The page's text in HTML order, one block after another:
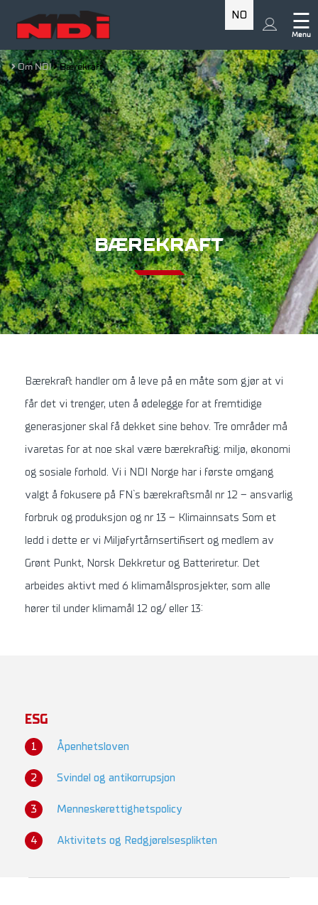
☰
Menu
NO
Om NDI Bærekraft
BÆREKRAFT
Bærekraft handler om å leve på en måte som gjør at vi
får det vi trenger, uten å ødelegge for at fremtidige
generasjoner skal få dekket sine behov. Tre områder må
ivaretas for at noe skal være bærekraftig: miljø, økonomi
og sosiale forhold. Vi i NDI Norge har i første omgang
valgt å fokusere på FN`s bærekraftsmål nr 12 – ansvarlig
forbruk og produksjon og nr 13 – Klimainnsats Som et
ledd i dette er vi Miljøfyrtårnsertifisert og medlem av
Grønt Punkt, Norsk Dekkretur og Batteriretur. Det
arbeides aktivt med 6 klimamålsprosjekter, som alle
hører til under klimamål 12 og/ eller 13:
ESG
Åpenhetsloven
Svindel og antikorrupsjon
Menneskerettighetspolicy
Aktivitets og Redgjørelsesplikten